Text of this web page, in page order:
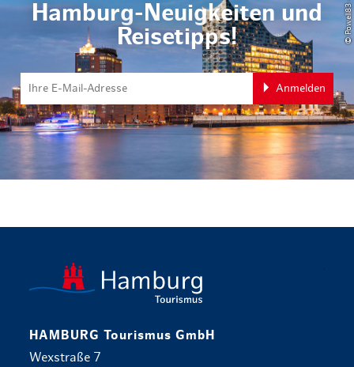
Hamburg-Neuigkeiten und
Reisetipps!
Anmelden
HAMBURG Tourismus GmbH
Wexstraße 7